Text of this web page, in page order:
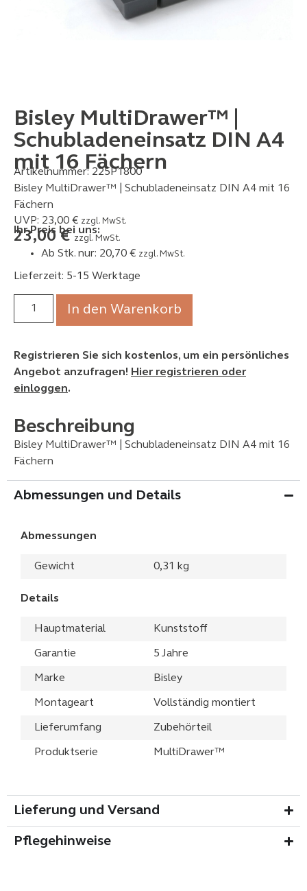
Bisley MultiDrawer™ |
Schubladeneinsatz DIN A4
mit 16 Fächern
Artikelnummer: 225P1800
Bisley MultiDrawer™ | Schubladeneinsatz DIN A4 mit 16
Fächern
UVP: 23,00 € zzgl. MwSt.
Ihr Preis bei uns:
23,00€ zzgl. MwSt.
Ab Stk. nur: 20,70 € zzgl. MwSt.
Lieferzeit: 5-15 Werktage
In den Warenkorb
Registrieren Sie sich kostenlos, um ein persönliches
Angebot anzufragen! Hier registrieren oder
einloggen.
Beschreibung
Bisley MultiDrawer™ | Schubladeneinsatz DIN A4 mit 16
Fächern
Abmessungen und Details
Abmessungen
Gewicht 0,31 kg
Details
Hauptmaterial Kunststoff
Garantie 5 Jahre
Marke Bisley
Montageart Vollständig montiert
Lieferumfang Zubehörteil
Produktserie MultiDrawer™
Lieferung und Versand
Pflegehinweise